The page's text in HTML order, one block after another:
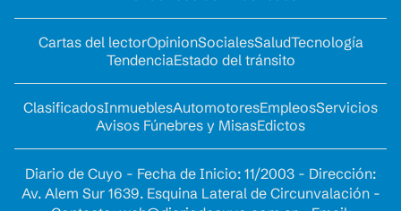
Cartas del lectorOpinionSocialesSaludTecnología
TendenciaEstado del tránsito
ClasificadosInmueblesAutomotoresEmpleosServicios
Avisos Fúnebres y MisasEdictos
Diario de Cuyo - Fecha de Inicio: 11/2003 - Dirección:
Av. Alem Sur 1639. Esquina Lateral de Circunvalación -